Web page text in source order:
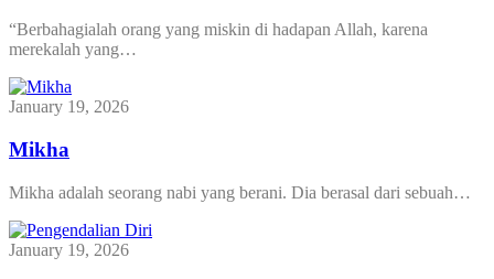
“Berbahagialah orang yang miskin di hadapan Allah, karena
merekalah yang…
January 19, 2026
Mikha
Mikha adalah seorang nabi yang berani. Dia berasal dari sebuah…
January 19, 2026